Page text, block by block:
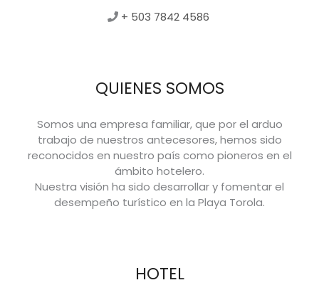
+ 503 7842 4586
QUIENES SOMOS
Somos una empresa familiar, que por el arduo
trabajo de nuestros antecesores, hemos sido
reconocidos en nuestro país como pioneros en el
ámbito hotelero.
Nuestra visión ha sido desarrollar y fomentar el
desempeño turístico en la Playa Torola.
HOTEL